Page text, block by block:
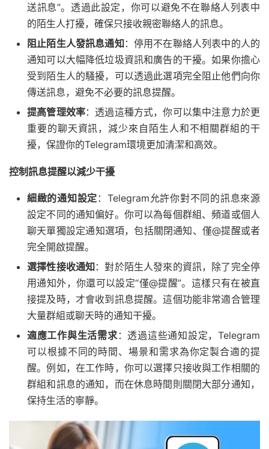
送訊息”。透過此設定，你可以避免不在聯絡人列表中
的陌生人打擾，確保只接收親密聯絡人的訊息。
阻止陌生人發訊息通知：停用不在聯絡人列表中的人的
通知可以大幅降低垃圾資訊和廣告的干擾。如果你擔心
受到陌生人的騷擾，可以透過此選項完全阻止他們向你
傳送訊息，避免不必要的訊息提醒。
提高管理效率：透過這種方式，你可以集中注意力於更
重要的聊天資訊，減少來自陌生人和不相關群組的干
擾，保證你的Telegram環境更加清潔和高效。
控制訊息提醒以減少干擾
細緻的通知設定 ：Telegram允許你對不同的訊息來源
設定不同的通知偏好。你可以為每個群組、頻道或個人
聊天單獨設定通知選項，包括關閉通知、僅@提醒或者
完全開啟提醒。
選擇性接收通知：對於陌生人發來的資訊，除了完全停
用通知外，你還可以設定“僅@提醒”。這樣只有在被直
接提及時，才會收到訊息提醒。這個功能非常適合管理
大量群組或聊天時的通知干擾。
適應工作與生活需求 ：透過這些通知設定，Telegram
可以根據不同的時間、場景和需求為你定製合適的提
醒。例如，在工作時，你可以選擇只接收與工作相關的
群組和訊息的通知，而在休息時間則關閉大部分通知，
保持生活的寧靜。